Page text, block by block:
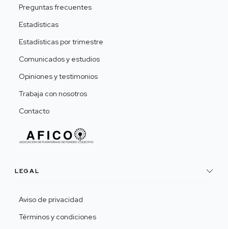
Preguntas frecuentes
Estadísticas
Estadísticas por trimestre
Comunicados y estudios
Opiniones y testimonios
Trabaja con nosotros
Contacto
LEGAL
Aviso de privacidad
Términos y condiciones